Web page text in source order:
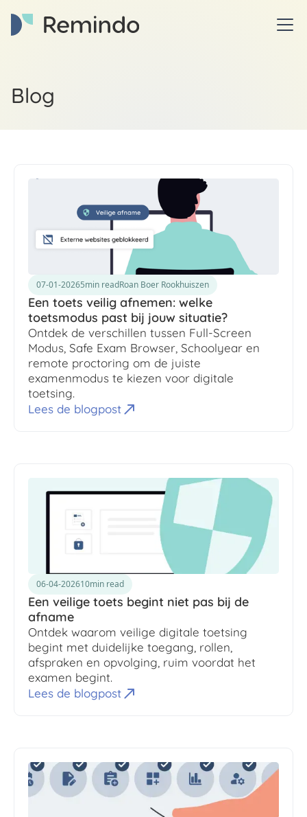
Blog
07-01-20265min readRoan Boer Rookhuiszen
Een toets veilig afnemen: welke
toetsmodus past bij jouw situatie?
Ontdek de verschillen tussen Full-Screen
Modus, Safe Exam Browser, Schoolyear en
remote proctoring om de juiste
examenmodus te kiezen voor digitale
toetsing.
Lees de blogpost
06-04-202610min read
Een veilige toets begint niet pas bij de
afname
Ontdek waarom veilige digitale toetsing
begint met duidelijke toegang, rollen,
afspraken en opvolging, ruim voordat het
examen begint.
Lees de blogpost